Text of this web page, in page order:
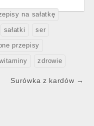
na sałatkę
sałatki ser
przepisy
zdrowie
Surówka z kardów →